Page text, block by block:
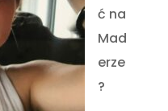
ć na
Mad
erze
?